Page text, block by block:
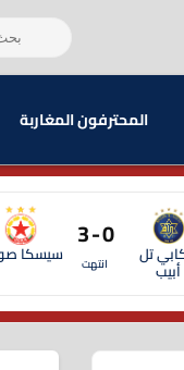
المحترفون المغاربة
تل
أبيب
0 - 3
انتهت سيسكا